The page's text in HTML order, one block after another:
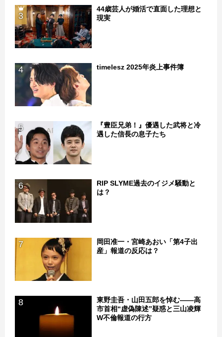
3
44歳芸人が婚活で直面した理想と
現実
4 timelesz 2025年炎上事件簿
5
『豊臣兄弟！』優遇した武将と冷
遇した信長の息子たち
6
RIP SLYME過去のイジメ騒動と
は？
7
岡田准一・宮崎あおい「第4子出
産」報道の反応は？
8
東野圭吾・山田五郎を悼む――高
市首相“虚偽陳述”疑惑と三山凌輝
W不倫報道の行方